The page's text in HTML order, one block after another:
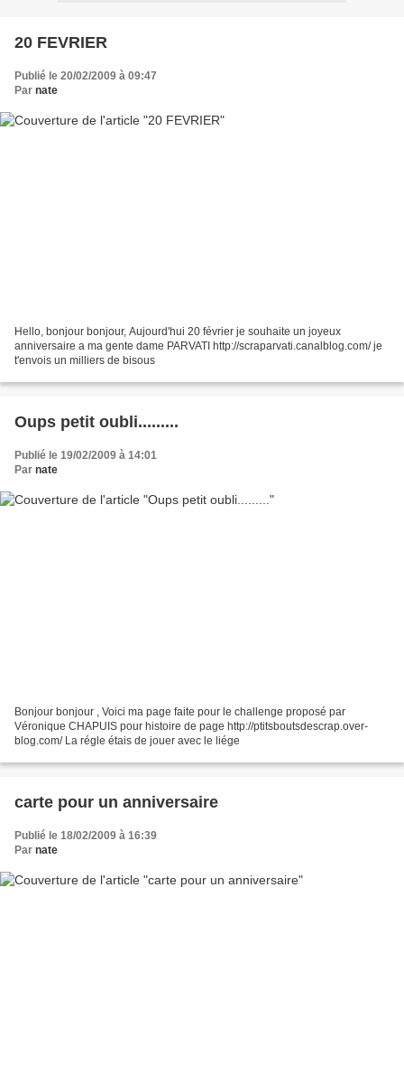
20 FEVRIER
Publié le 20/02/2009 à 09:47
Par nate
Hello, bonjour bonjour, Aujourd'hui 20 février je souhaite un joyeux
anniversaire a ma gente dame PARVATI http://scraparvati.canalblog.com/ je
t'envois un milliers de bisous
Oups petit oubli.........
Publié le 19/02/2009 à 14:01
Par nate
Bonjour bonjour , Voici ma page faite pour le challenge proposé par
Véronique CHAPUIS pour histoire de page http://ptitsboutsdescrap.over-
blog.com/ La régle étais de jouer avec le liége
carte pour un anniversaire
Publié le 18/02/2009 à 16:39
Par nate